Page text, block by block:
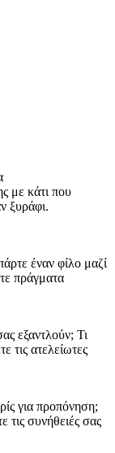
με κάτι που
ξυράφι.
έναν φίλο μαζί
πράγματα
εξαντλούν; Τι
τις ατελείωτες
για προπόνηση;
συνήθειές σας